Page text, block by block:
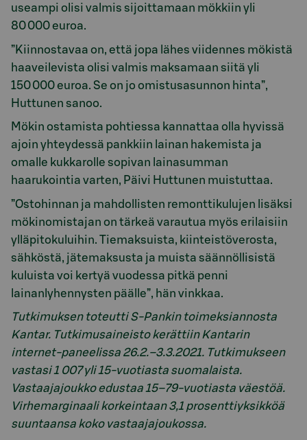
useampi olisi valmis sijoittamaan mökkiin yli
80 000 euroa.
”Kiinnostavaa on, että jopa lähes viidennes mökistä
haaveilevista olisi valmis maksamaan siitä yli
150 000 euroa. Se on jo omistusasunnon hinta”,
Huttunen sanoo.
Mökin ostamista pohtiessa kannattaa olla hyvissä
ajoin yhteydessä pankkiin lainan hakemista ja
omalle kukkarolle sopivan lainasumman
haarukointia varten, Päivi Huttunen muistuttaa.
”Ostohinnan ja mahdollisten remonttikulujen lisäksi
mökinomistajan on tärkeä varautua myös erilaisiin
ylläpitokuluihin. Tiemaksuista, kiinteistöverosta,
sähköstä, jätemaksusta ja muista säännöllisistä
kuluista voi kertyä vuodessa pitkä penni
lainanlyhennysten päälle”, hän vinkkaa.
Tutkimuksen toteutti S-Pankin toimeksiannosta
Kantar. Tutkimusaineisto kerättiin Kantarin
internet-paneelissa 26.2.–3.3.2021. Tutkimukseen
vastasi 1 007 yli 15-vuotiasta suomalaista.
Vastaajajoukko edustaa 15–79-vuotiasta väestöä.
Virhemarginaali korkeintaan 3,1 prosenttiyksikköä
suuntaansa koko vastaajajoukossa.